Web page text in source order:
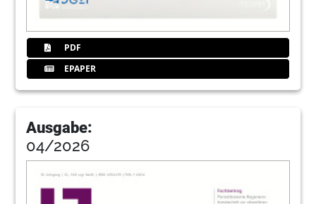
68Unna
Hartmann
72 Aktuelles
PDF
EPAPER
Ausgabe:
04/2026